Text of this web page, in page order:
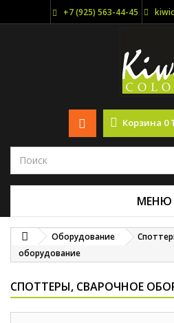
+7 (925) 563-44-45
Корзина 0
МЕНЮ
Оборудование
оборудование
СПОТТЕРЫ, СВАРОЧНОЕ